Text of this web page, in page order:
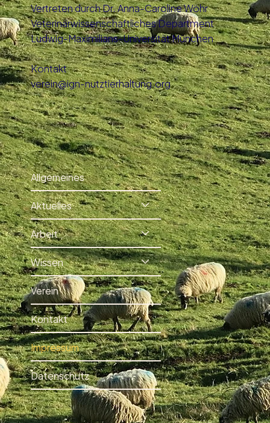
Vertreten durch Dr. Anna-Caroline Wöhr
Veterinärwissenschaftliches Department
Ludwig-Maximilians-Universität München
Kontakt
verein@ign-nutztierhaltung.org
Allgemeines
Aktuelles
Arbeit
Wissen
Verein
Kontakt
Impressum
Datenschutz